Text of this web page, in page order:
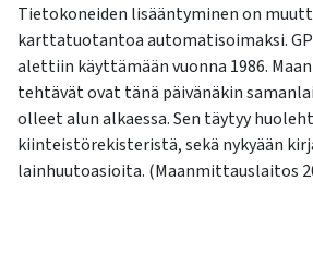
Tietokoneiden lisääntyminen on
karttatuotantoa automatisoimaksi.
alettiin käyttämään vuonna 1986.
tehtävät ovat tänä päivänäkin
olleet alun alkaessa. Sen täytyy
kiinteistörekisteristä, sekä nykyään
lainhuutoasioita. (Maanmittauslaitos